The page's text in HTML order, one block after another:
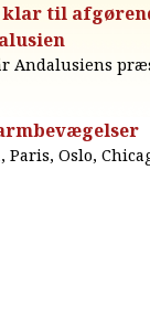
klar til
Andalusiens
Oslo,